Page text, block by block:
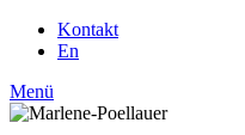
Kontakt
En
Menü